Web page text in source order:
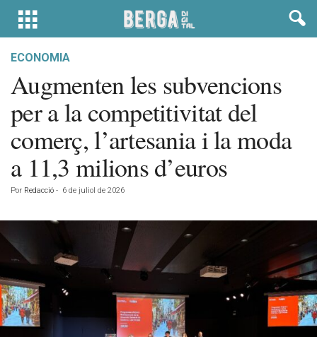
ECONOMIA
Augmenten les subvencions
per a la competitivitat del
comerç, l’artesania i la moda
a 11,3 milions d’euros
Por Redacció - 6 de juliol de 2026